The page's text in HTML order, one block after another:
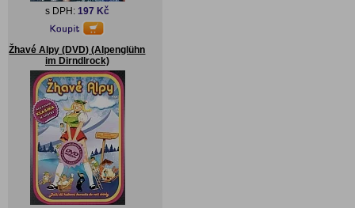
s DPH: 197 Kč
Žhavé Alpy (DVD) (Alpenglühn
im Dirndlrock)